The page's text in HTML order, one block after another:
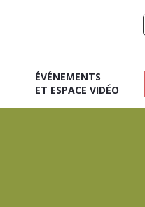
ÉVÉNEMENTS
ET ESPACE VIDÉO